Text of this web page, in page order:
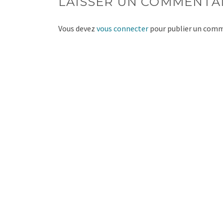
Vous devez vous connecter pour publier un